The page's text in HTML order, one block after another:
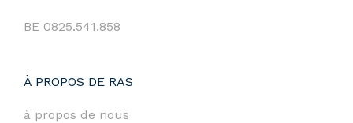
BE 0825.541.858
À PROPOS DE RAS
à propos de nous